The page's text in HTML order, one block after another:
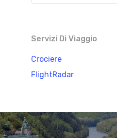
Servizi Di Viaggio
Crociere
FlightRadar